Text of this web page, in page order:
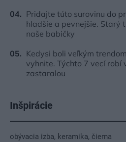
Pridajte túto surovinu do
hladšie a pevnejšie. Starý
naše babičky
Kedysi boli veľkým
vyhnite. Týchto 7 vecí robí
zastaralou
Inšpirácie
obývacia izba, keramika, čierna